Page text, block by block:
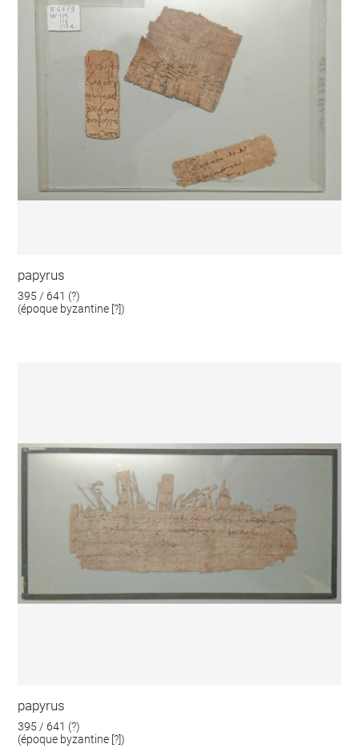
papyrus
395 / 641 (?)
(époque byzantine [?])
papyrus
395 / 641 (?)
(époque byzantine [?])